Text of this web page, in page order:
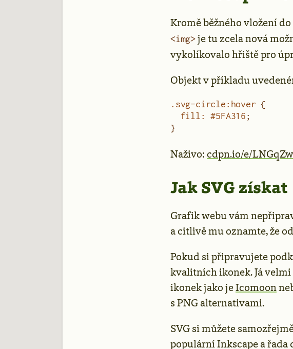
Kromě běžného vložení
<img>je tu zcela nová
vykolíkovalo hřiště pro
Objekt v příkladu
.svg-circle:hover {
  fill
: #5FA316;
}
Naživo: cdpn.io/e/LNGqZw
Jak SVG získat
Grafik webu vám
a citlivě mu oznamte, že
Pokud si připravujete
kvalitních ikonek. Já
ikonek jako jeIcomoon
s PNG alternativami.
SVG si můžete
populární Inkscape a řada